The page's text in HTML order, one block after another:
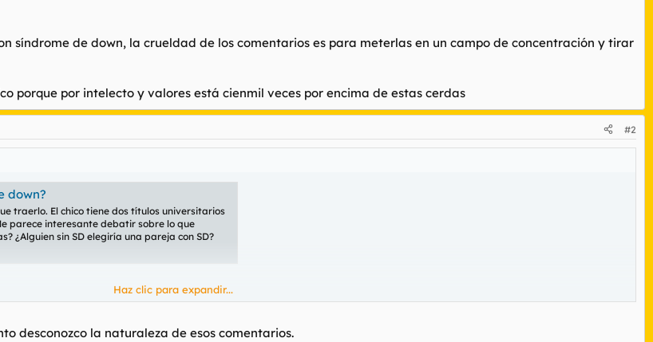
síndrome de down, la crueldad de los comentarios es para meterlas en un campo de concentración y tirar
porque por intelecto y valores está cienmil veces por encima de estas cerdas
#2
down?
traerlo. El chico tiene dos títulos universitarios
parece interesante debatir sobre lo que
¿Alguien sin SD elegiría una pareja con SD?
de down, la crueldad de los comentarios es para meterlas en un campo de concentración y tirar la llave al rio. Asco
Haz clic para expandir...
desconozco la naturaleza de esos comentarios.